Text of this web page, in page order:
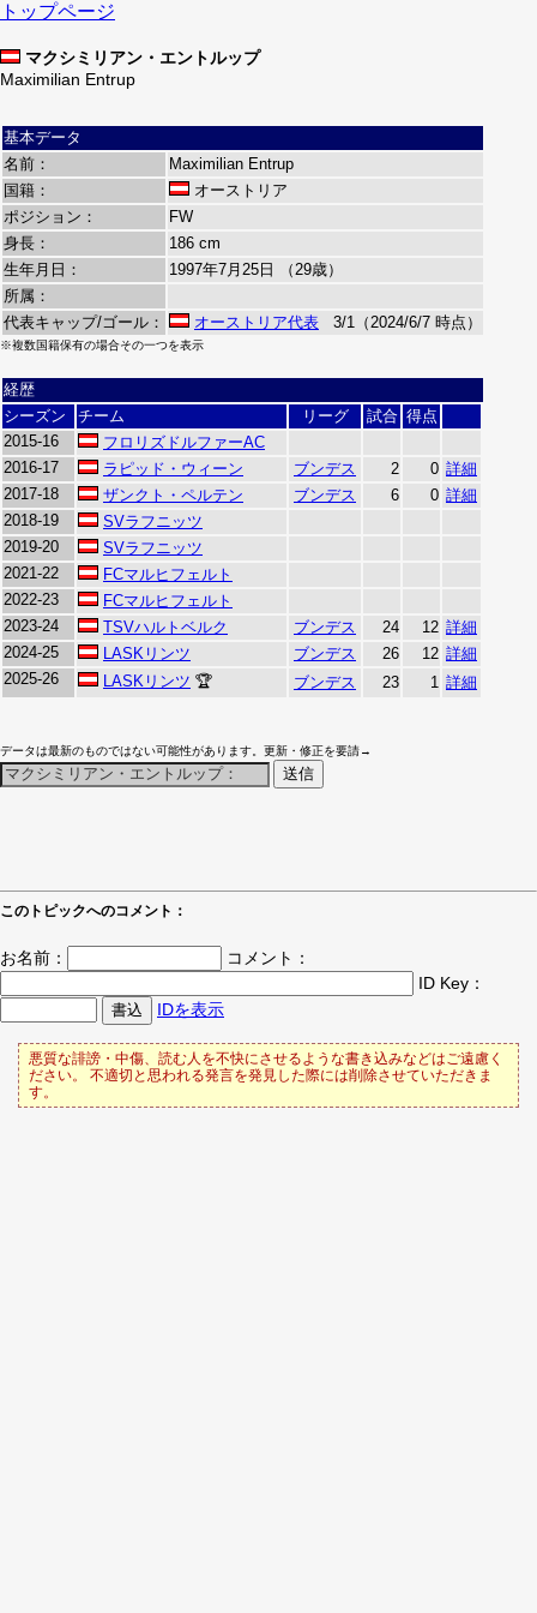
トップページ
マクシミリアン・エントルップ
Maximilian Entrup
基本データ
名前：
Maximilian Entrup
国籍：
オーストリア
ポジション：
FW
身長：
186 cm
生年月日：
1997年7月25日 （29歳）
所属：
代表キャップ/ゴール：
オーストリア代表 3/1（2024/6/7 時点）
※複数国籍保有の場合その一つを表示
経歴
シーズン
チーム リーグ 試合 得点
2015-16
フロリズドルファーAC
2016-17
ラピッド・ウィーン ブンデス 2 0 詳細
2017-18
ザンクト・ペルテン ブンデス 6 0 詳細
2018-19
SVラフニッツ
2019-20
SVラフニッツ
2021-22
FCマルヒフェルト
2022-23
FCマルヒフェルト
2023-24
TSVハルトベルク ブンデス 24 12 詳細
2024-25
LASKリンツ ブンデス 26 12 詳細
2025-26
LASKリンツ 🏆 ブンデス 23 1 詳細
データは最新のものではない可能性があります。更新・修正を要請→
このトピックへのコメント：
お名前：
コメント：
ID Key：
IDを表示
悪質な誹謗・中傷、読む人を不快にさせるような書き込みなどはご遠慮く
ださい。 不適切と思われる発言を発見した際には削除させていただきま
す。